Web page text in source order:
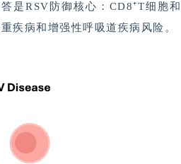
是RSV防御核心：CD8⁺T细胞和
疾病和增强性呼吸道疾病风险。